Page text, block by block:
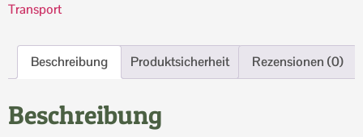
Transport
Beschreibung Produktsicherheit Rezensionen (0)
Beschreibung